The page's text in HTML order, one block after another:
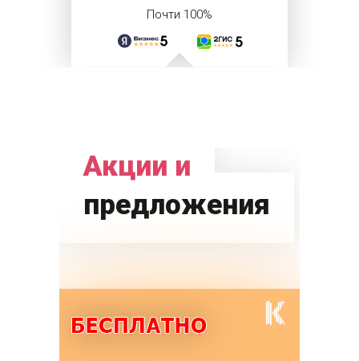
Почти 100%
Акции и
предложения